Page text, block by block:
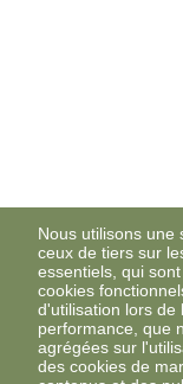
Nous utilisons une
ceux de tiers sur
essentiels, qui
cookies
d'utilisation lors de
performance, que
agrégées sur
des cookies de